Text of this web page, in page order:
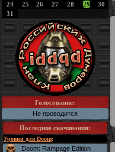
24
25 26 27 28 29
30
31
Голосование:
Не проводится
Последние скачивания:
Уровни для Doom:
Doom: Rampage Edition